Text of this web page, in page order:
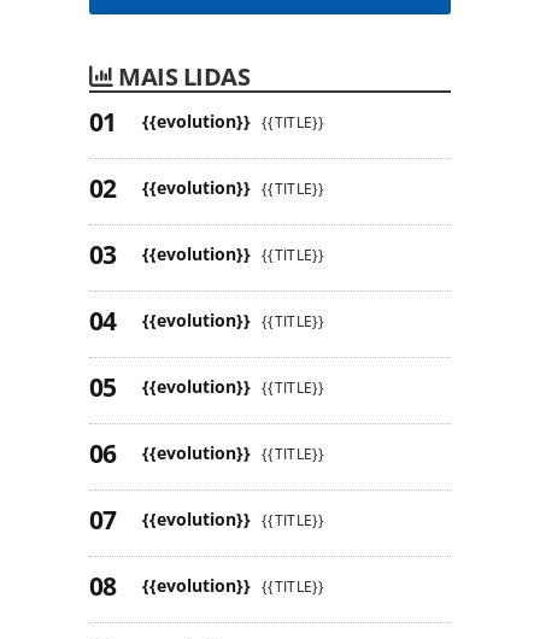
MAIS LIDAS
{{evolution}} {{TITLE}}
{{evolution}} {{TITLE}}
{{evolution}} {{TITLE}}
{{evolution}} {{TITLE}}
{{evolution}} {{TITLE}}
{{evolution}} {{TITLE}}
{{evolution}} {{TITLE}}
{{evolution}} {{TITLE}}